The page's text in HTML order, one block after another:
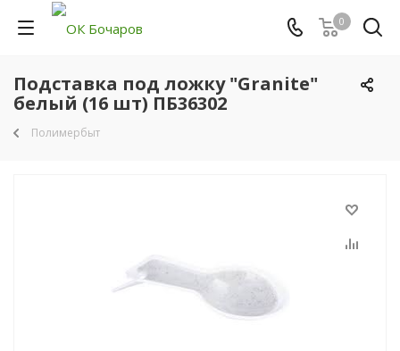
0
Подставка под ложку "Granite"
белый (16 шт) ПБ36302
Полимербыт